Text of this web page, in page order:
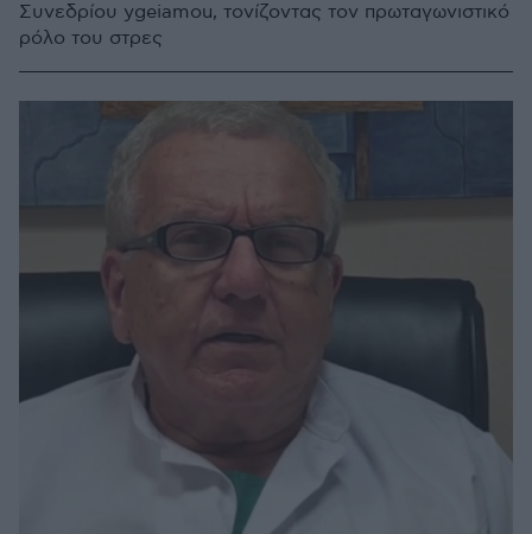
Συνεδρίου ygeiamou, τονίζοντας τον πρωταγωνιστικό
ρόλο του στρες